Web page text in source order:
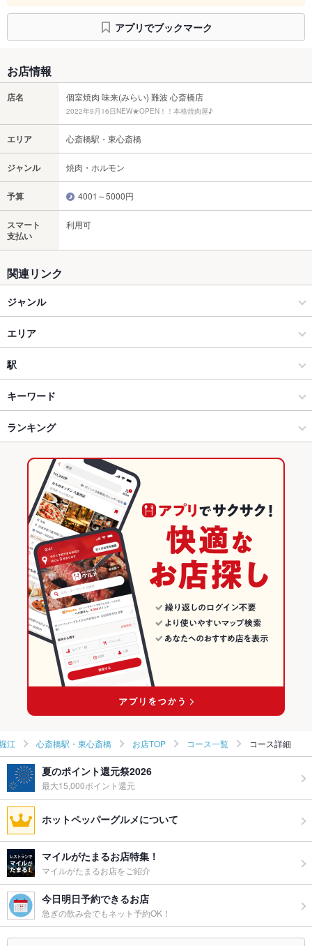
アプリでブックマーク
お店情報
店名 個室焼肉 味来(みらい) 難波 心斎橋店
2022年9月16日NEW★OPEN！！本格焼肉屋♪
エリア 心斎橋駅・東心斎橋
ジャンル 焼肉・ホルモン
予算 4001～5000円
スマート
支払い
利用可
関連リンク
ジャンル
焼肉・ホルモン
焼肉
心斎橋・なんば・南船場・堀江 × 焼肉・ホルモン
心斎橋・なんば・南船場・堀江 × 焼肉
長堀橋駅 × 焼肉・ホルモン
長堀橋駅 × 焼肉
韓国料理
韓国料理全般
心斎橋・なんば・南船場・堀江 × 韓国料理
心斎橋・なんば・南船場・堀江 × 韓国料理全般
長堀橋駅 × 韓国料理
長堀橋駅 × 韓国料理全般
エリア
心斎橋駅・東心斎橋
心斎橋駅・東心斎橋 × 焼肉・ホルモン
心斎橋駅・東心斎橋 × 焼肉
心斎橋駅・東心斎橋 × 韓国料理
心斎橋駅・東心斎橋 × 韓国料理全般
大阪 × 焼肉・ホルモン
大阪 × 焼肉
大阪 × 韓国料理
大阪 × 韓国料理全般
駅
心斎橋駅
長堀橋駅
日本橋駅
キーワード
お茶漬け
ランキング
大阪のグルメランキング
大阪の焼肉・ホルモンランキング
心斎橋・なんば・南船場・堀江のグルメランキング
心斎橋・なんば・南船場・堀江の焼肉・ホルモンランキング
心斎橋駅・東心斎橋のグルメランキング
心斎橋駅・東心斎橋の焼肉・ホルモンランキング
江 心斎橋駅・東心斎橋 お店TOP コース一覧 コース詳細
夏のポイント還元祭2026
最大15,000ポイント還元
ホットペッパーグルメについて
マイルがたまるお店特集！
マイルがたまるお店をご紹介
今日明日予約できるお店
急ぎの飲み会でもネット予約OK！